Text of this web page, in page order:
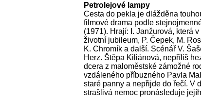
Petrolejové lampy
Cesta do pekla je dlážděna
filmové drama podle
(1971). Hrají: I. Janžurová, která
životní jubileum, P. Čepek, M.
K. Chromík a další. Scénář V.
Herz. Štěpa Kiliánová, nepříliš
dcera z maloměstské zámožné
vzdáleného příbuzného Pavla
staré panny a nepřijde do řečí. V
strašlivá nemoc pronásleduje